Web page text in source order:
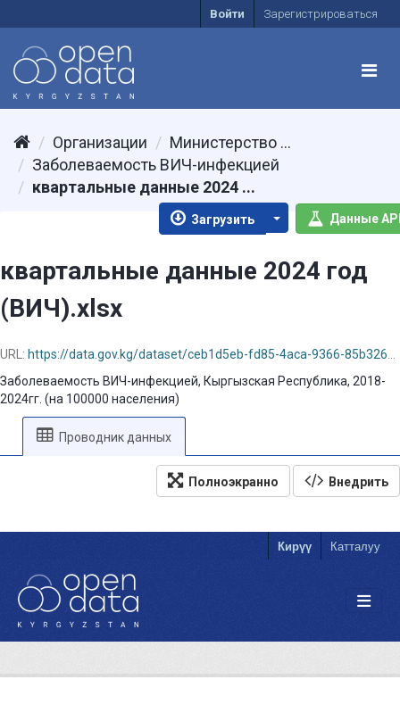
Войти Зарегистрироваться
Организации
Министерство ...
Заболеваемость ВИЧ-инфекцией
квартальные данные 2024 ...
Загрузить Данные
квартальные данные 2024 год
(ВИЧ).xlsx
URL: https://data.gov.kg/dataset/ceb1d5eb-fd85-4aca-9366-85b32618cafd/resource/6ac9b552-fbcf-4333-8fcd-7b5d31a9ba7c/download/-24-.xlsx
Заболеваемость ВИЧ-инфекцией, Кыргызская Республика, 2018-
2024гг. (на 100000 населения)
Проводник данных
Полноэкранно Внедрить